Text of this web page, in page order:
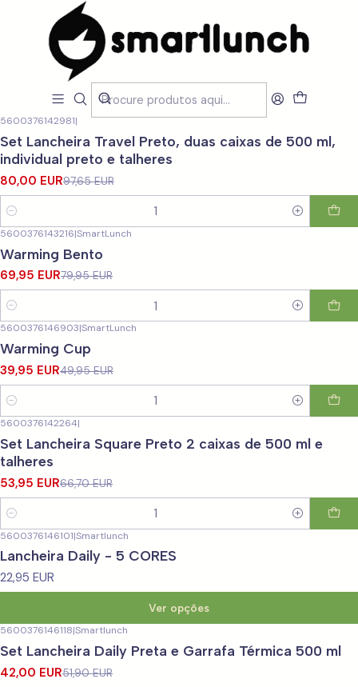
CARACTERISTICAS
Para Homem
Filtros
DESCONTO
5600376142981|
Set Lancheira Travel Preto, duas caixas de 500 ml,
individual preto e talheres
80,00 EUR97,65 EUR
Quantidade
-13%DESCONTO
5600376143216|SmartLunch
Warming Bento
69,95 EUR79,95 EUR
Quantidade
DESCONTO
5600376146903|SmartLunch
Warming Cup
39,95 EUR49,95 EUR
Quantidade
DESCONTO
5600376142264|
Set Lancheira Square Preto 2 caixas de 500 ml e
talheres
53,95 EUR66,70 EUR
Quantidade
5600376146101|Smartlunch
Lancheira Daily - 5 CORES
22,95 EUR
Ver opções
DESCONTO
5600376146118|Smartlunch
Set Lancheira Daily Preta e Garrafa Térmica 500 ml
42,00 EUR51,90 EUR